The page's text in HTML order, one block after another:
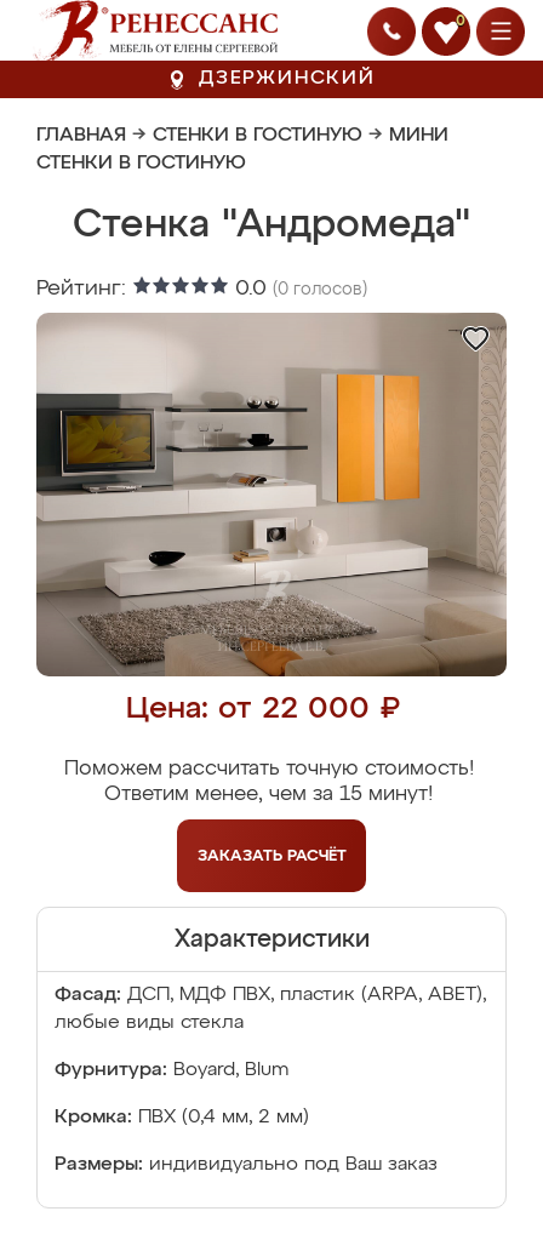
0
ДЗЕРЖИНСКИЙ
ГЛАВНАЯ → СТЕНКИ В ГОСТИНУЮ → МИНИ
СТЕНКИ В ГОСТИНУЮ
Стенка "Андромеда"
Рейтинг: 0.0 (0 голосов)
Цена: от 22 000 ₽
Поможем рассчитать точную стоимость!
Ответим менее, чем за 15 минут!
ЗАКАЗАТЬ РАСЧЁТ
Характеристики
Фасад: ДСП, МДФ ПВХ, пластик (ARPA, ABET),
любые виды стекла
Фурнитура: Boyard, Blum
Кромка: ПВХ (0,4 мм, 2 мм)
Размеры: индивидуально под Ваш заказ